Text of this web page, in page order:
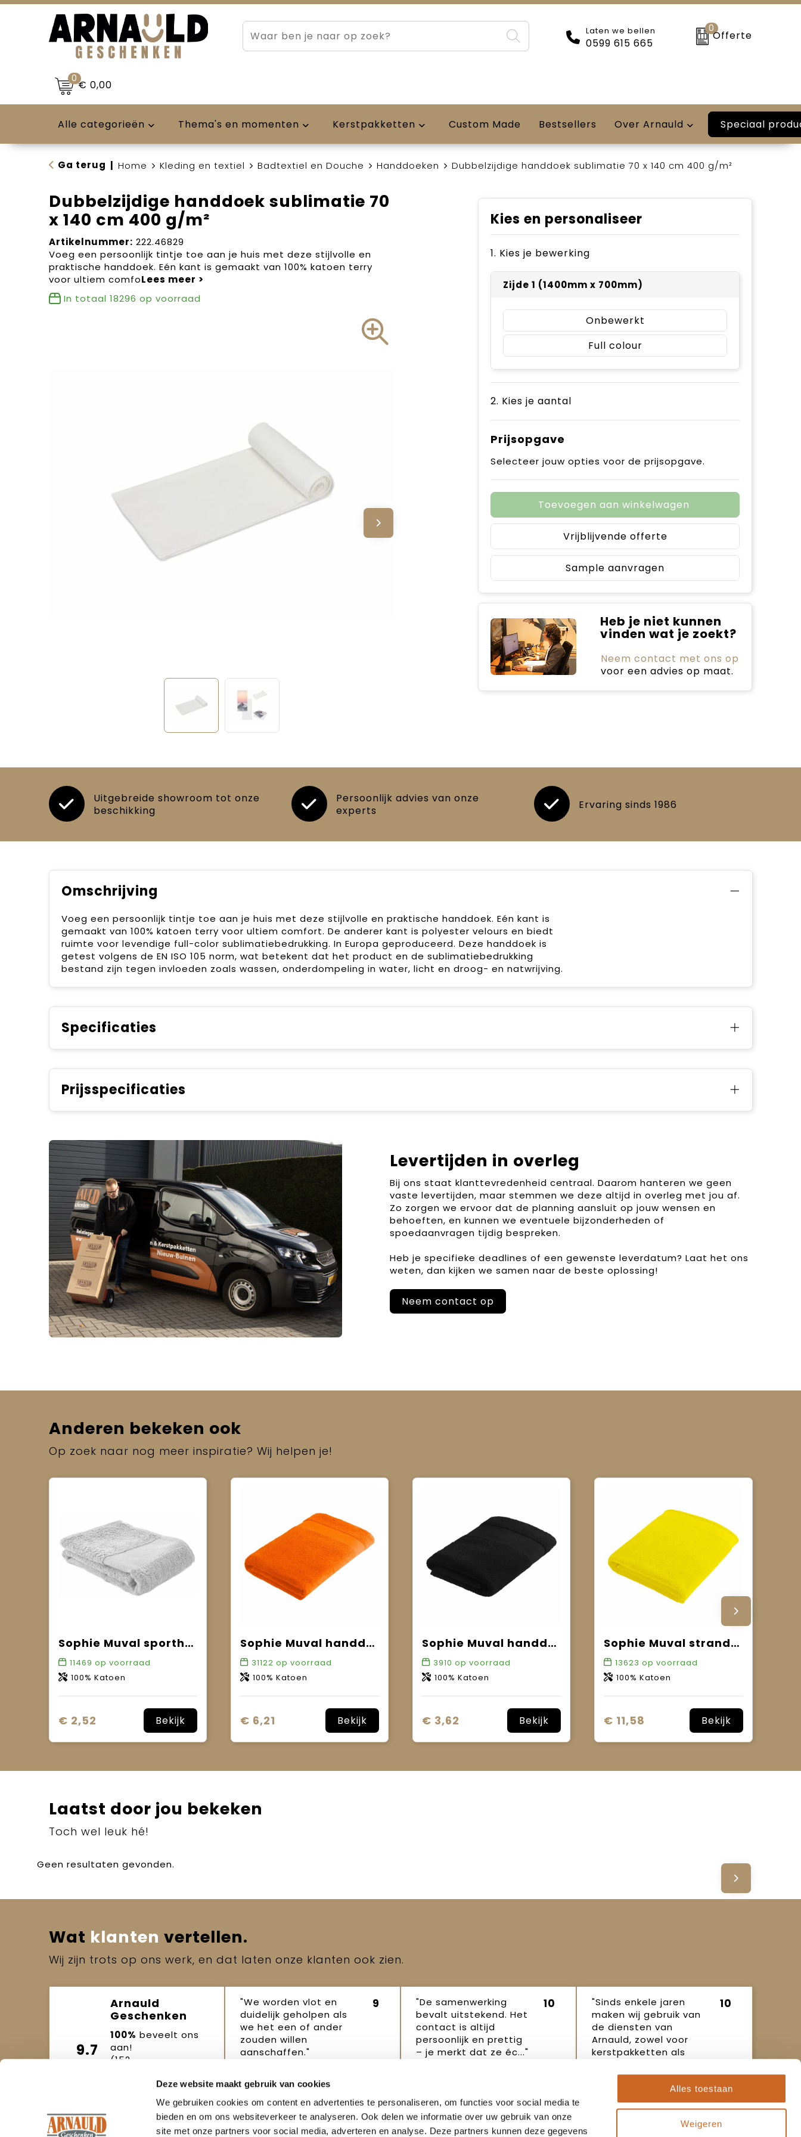
Deze website maakt gebruik van cookies
We gebruiken cookies om content en advertenties te personaliseren, om functies voor social media te
bieden en om ons websiteverkeer te analyseren. Ook delen we informatie over uw gebruik van onze
site met onze partners voor social media, adverteren en analyse. Deze partners kunnen deze gegevens
Alles toestaan
Weigeren
Laten we bellen
0599 615 665
0
Offerte
0€ 0,00
Alle categorieën Thema's en momenten Kerstpakketten Custom Made Bestsellers Over Arnauld Speciaal
Ga terug Home Kleding en textiel Badtextiel en Douche Handdoeken Dubbelzijdige handdoek sublimatie 70 x 140 cm 400 g/m²
Dubbelzijdige handdoek sublimatie 70
x 140 cm 400 g/m²
Artikelnummer: 222.46829
Voeg een persoonlijk tintje toe aan je huis met deze stijlvolle en
praktische handdoek. Eén kant is gemaakt van 100% katoen terry
voor ultiem comfo
In totaal 18296 op voorraad
Kies en personaliseer
1. Kies je bewerking
Zijde 1 (1400mm x 700mm)
Onbewerkt
Full colour
2. Kies je aantal
Prijsopgave
Selecteer jouw opties voor de prijsopgave.
Toevoegen aan winkelwagen
Vrijblijvende offerte
Sample aanvragen
Heb je niet kunnen
vinden wat je zoekt?
Neem contact met ons op
voor een advies op maat.
Uitgebreide showroom tot onze
beschikking
Persoonlijk advies van onze
experts
Ervaring sinds 1986
Omschrijving
Voeg een persoonlijk tintje toe aan je huis met deze stijlvolle en praktische handdoek. Eén kant is
gemaakt van 100% katoen terry voor ultiem comfort. De anderer kant is polyester velours en biedt
ruimte voor levendige full-color sublimatiebedrukking. In Europa geproduceerd. Deze handdoek is
getest volgens de EN ISO 105 norm, wat betekent dat het product en de sublimatiebedrukking
bestand zijn tegen invloeden zoals wassen, onderdompeling in water, licht en droog- en natwrijving.
Specificaties
Prijsspecificaties
Levertijden in overleg
Bij ons staat klanttevredenheid centraal. Daarom hanteren we geen
vaste levertijden, maar stemmen we deze altijd in overleg met jou af.
Zo zorgen we ervoor dat de planning aansluit op jouw wensen en
behoeften, en kunnen we eventuele bijzonderheden of
spoedaanvragen tijdig bespreken.
Heb je specifieke deadlines of een gewenste leverdatum? Laat het ons
weten, dan kijken we samen naar de beste oplossing!
Neem contact op
Anderen bekeken ook
Op zoek naar nog meer inspiratie? Wij helpen je!
Sophie Muval sporthanddoek 130x30 cm, 450 gr/m²
11469 op voorraad
100% Katoen
€ 2,52 Bekijk
Sophie Muval handdoek 140x70 cm, 450 gr/m²
31122 op voorraad
100% Katoen
€ 6,21 Bekijk
Sophie Muval handdoek 100x50 cm, 520 gr/m²
3910 op voorraad
100% Katoen
€ 3,62 Bekijk
Sophie Muval strandhanddoek 180x100 cm, 450 gr/m²
13623 op voorraad
100% Katoen
€ 11,58 Bekijk
Laatst door jou bekeken
Toch wel leuk hé!
Geen resultaten gevonden.
Wat klanten vertellen.
Wij zijn trots op ons werk, en dat laten onze klanten ook zien.
9.7
Arnauld
Geschenken
100% beveelt ons
aan!
(152
Beoordeel ons
"We worden vlot en
duidelijk geholpen als
we het een of ander
zouden willen
aanschaffen."
9
Joop Robertus
oktober 2025
"De samenwerking
bevalt uitstekend. Het
contact is altijd
persoonlijk en prettig
– je merkt dat ze éc..."
10
"Sinds enkele jaren
maken wij gebruik van
de diensten van
Arnauld, zowel voor
kerstpakketten als
10
16 oktober